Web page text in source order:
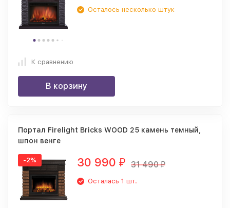
Осталось несколько штук
К сравнению
В корзину
Портал Firelight Bricks WOOD 25 камень темный,
шпон венге
-2% 30 990 ₽ 31 490 ₽
Осталась 1 шт.